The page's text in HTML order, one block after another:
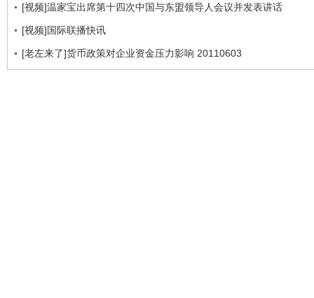
[视频]温家宝出席第十四次中国与东盟领导人会议并发表讲话
[视频]国际联播快讯
[老左来了]货币政策对企业资金压力影响 20110603